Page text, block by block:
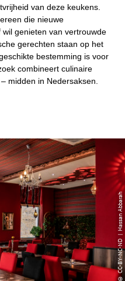
van deze keukens.
die nieuwe
genieten van vertrouwde
gerechten staan op het
bestemming is voor
combineert culinaire
midden in Nedersaksen.
© CC-BY-NC-ND | Hassan Abbarah